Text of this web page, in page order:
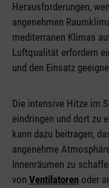
Herausforderungen,
angenehmen
mediterranen Klimas
Luftqualität erfordern
und den Einsatz
Die intensive Hitze im
eindringen und dort zu
kann dazu beitragen,
angenehme
Innenräumen zu
von Ventilatoren oder